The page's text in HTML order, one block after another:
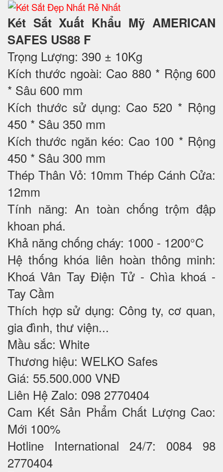
Két Sắt Xuất Khẩu Mỹ AMERICAN
SAFES US88 F
Trọng Lượng: 390 ± 10Kg
Kích thước ngoài: Cao 880 * Rộng 600
* Sâu 600 mm
Kích thước sử dụng: Cao 520 * Rộng
450 * Sâu 350 mm
Kích thước ngăn kéo: Cao 100 * Rộng
450 * Sâu 300 mm
Thép Thân Vỏ: 10mm Thép Cánh Cửa:
12mm
Tính năng: An toàn chống trộm đập
khoan phá.
Khả năng chống cháy: 1000 - 1200°C
Hệ thống khóa liên hoàn thông minh:
Khoá Vân Tay Điện Tử - Chìa khoá -
Tay Cầm
Thích hợp sử dụng: Công ty, cơ quan,
gia đình, thư viện...
Mầu sắc: White
Thương hiệu: WELKO Safes
Giá: 55.500.000 VNĐ
Liên Hệ Zalo: 098 2770404
Cam Kết Sản Phẩm Chất Lượng Cao:
Mới 100%
Hotline International 24/7: 0084 98
2770404